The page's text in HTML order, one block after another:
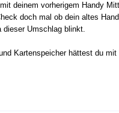
deinem vorherigem Handy
doch mal ob dein altes
dieser Umschlag blinkt.
Kartenspeicher hättest du mit